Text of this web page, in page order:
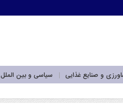
و صنایع غذایی سیاسی و بین الملل